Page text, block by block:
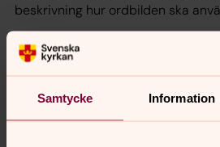
Samtycke Information
beskrivning hur ordbilden ska
Jobbar du med
Linköpings stift satsar på
mycket stöd att få för dig som
konfirmander i stiftets